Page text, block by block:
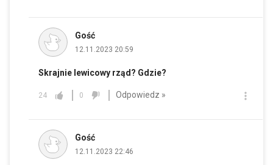
Gość
12.11.2023 20:59
Skrajnie lewicowy rząd? Gdzie?
24 0 Odpowiedz »
Gość
12.11.2023 22:46